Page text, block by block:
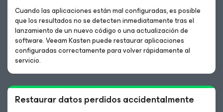
Cuando las aplicaciones están mal configuradas, es posible
que los resultados no se detecten inmediatamente tras el
lanzamiento de un nuevo código o una actualización de
software. Veeam Kasten puede restaurar aplicaciones
configuradas correctamente para volver rápidamente al
servicio.
Restaurar datos perdidos accidentalmente